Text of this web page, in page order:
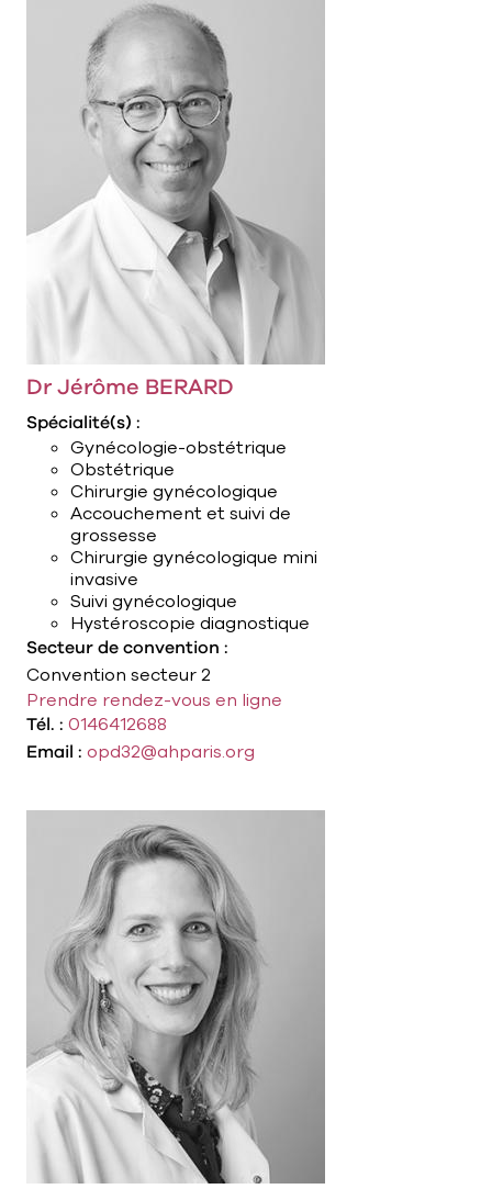
Dr Jérôme BERARD
Spécialité(s) :
Gynécologie-obstétrique
Obstétrique
Chirurgie gynécologique
Accouchement et suivi de
grossesse
Chirurgie gynécologique mini
invasive
Suivi gynécologique
Hystéroscopie diagnostique
Secteur de convention :
Convention secteur 2
Prendre rendez-vous en ligne
Tél. : 0146412688
Email : opd32@ahparis.org